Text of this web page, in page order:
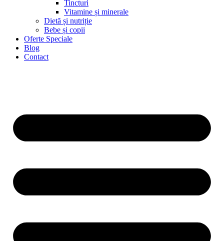
Tincturi
Vitamine și minerale
Dietă și nutriție
Bebe și copii
Oferte Speciale
Blog
Contact